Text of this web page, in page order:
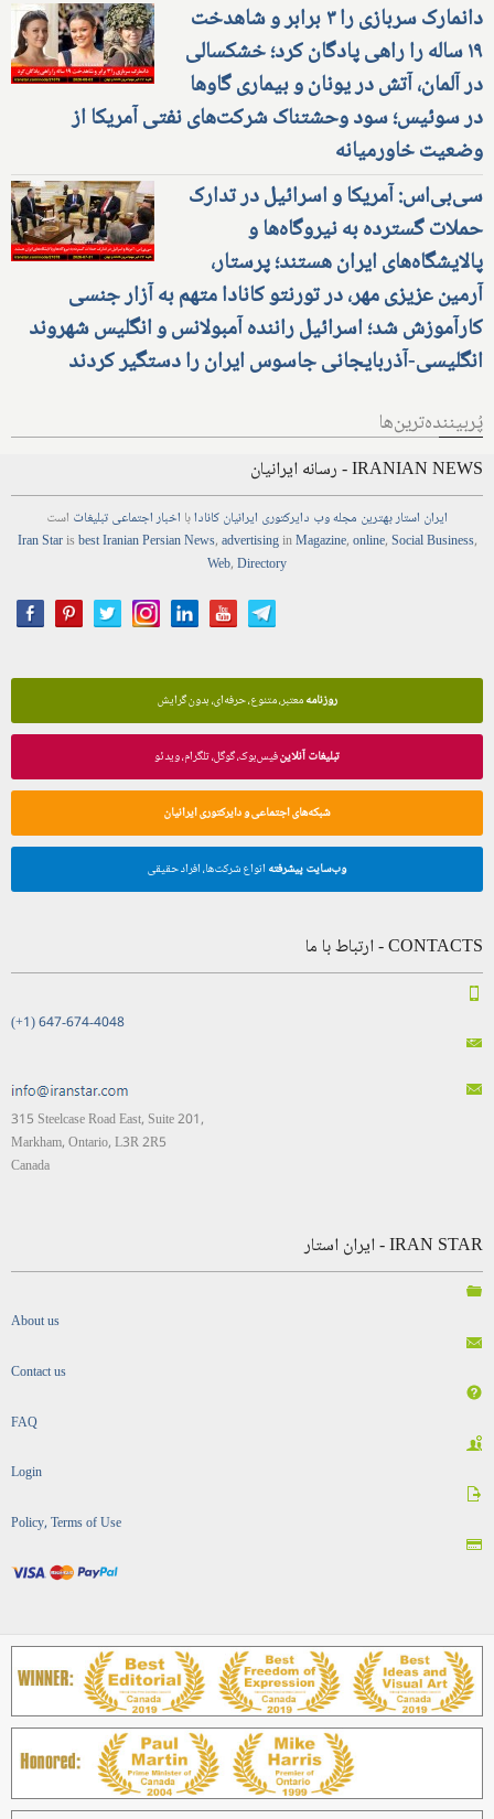
دانمارک سربازی را ۳ برابر و شاهدخت
۱۹ ساله را راهی پادگان کرد؛ خشکسالی
در آلمان، آتش در یونان و بیماری گاوها
در سوئیس؛ سود وحشتناک شرکت‌های نفتی آمریکا از
وضعیت خاورمیانه
سی‌بی‌اس: آمریکا و اسرائیل در تدارک
حملات گسترده به نیروگاه‌ها و
پالایشگاه‌های ایران هستند؛ پرستار،
آرمین عزیزی مهر، در تورنتو کانادا متهم به آزار جنسی
کارآموزش شد؛ اسرائیل راننده آمبولانس و انگلیس شهروند
انگلیسی-آذربایجانی جاسوس ایران را دستگیر کردند
پُربیننده‌ترین‌ها
IRANIAN NEWS - رسانه ایرانیان
ایران استاربهترین مجلهوب دایرکتوری ایرانیان کانادابا اخباراجتماعیتبلیغات است
Iran Starisbest Iranian PersianNews,advertisinginMagazine,online,Social Business,
Web,Directory
روزنامهمعتبر، متنوع، حرفه‌ای، بدون گرایش
تبلیغات آنلاینفیس‌بوک، گوگل، تلگرام، ویدئو
شبکه‌های اجتماعی و دایرکتوری ایرانیان
وب‌سایت پیشرفته انواع شرکت‌ها، افراد حقیقی
CONTACTS - ارتباط با ما
(+1) 647-674-4048
315 Steelcase Road East, Suite 201,
Markham, Ontario, L3R 2R5
Canada
IRAN STAR - ایران استار
About us
Contact us
FAQ
Login
Policy, Terms of Use